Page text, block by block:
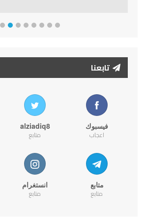
تابعنا
فيسبوك
اعجاب
alziadiq8
متابع
متابع
متابع
انستغرام
متابع